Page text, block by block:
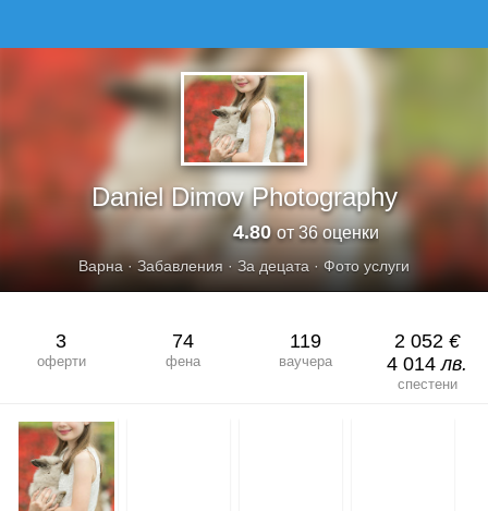
Daniel Dimov Photography
4.80от 36 оценки
Варна ·Забавления · За децата · Фото услуги
3
оферти
74
фена
119
ваучера
2 052 €
4 014лв.
спестени